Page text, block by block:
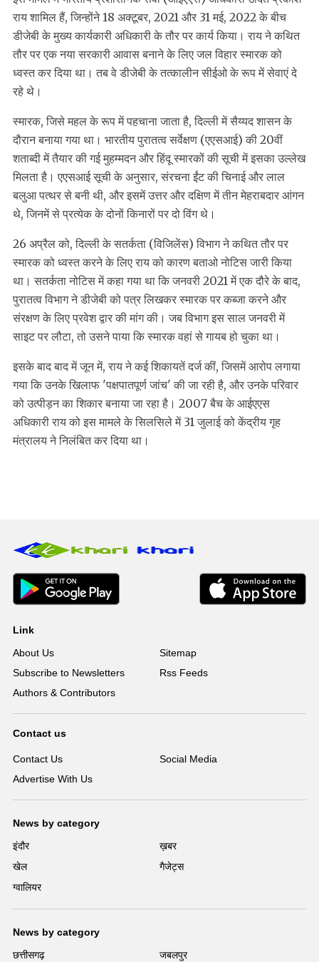
राय शामिल हैं, जिन्होंने 18 अक्टूबर, 2021 और 31 मई, 2022 के बीच
डीजेबी के मुख्य कार्यकारी अधिकारी के तौर पर कार्य किया। राय ने कथित
तौर पर एक नया सरकारी आवास बनाने के लिए जल विहार स्मारक को
ध्वस्त कर दिया था। तब वे डीजेबी के तत्कालीन सीईओ के रूप में सेवाएं दे
रहे थे।
स्मारक, जिसे महल के रूप में पहचाना जाता है, दिल्ली में सैय्यद शासन के
दौरान बनाया गया था। भारतीय पुरातत्व सर्वेक्षण (एएसआई) की 20वीं
शताब्दी में तैयार की गई मुहम्मदन और हिंदू स्मारकों की सूची में इसका उल्लेख
मिलता है। एएसआई सूची के अनुसार, संरचना ईंट की चिनाई और लाल
बलुआ पत्थर से बनी थी, और इसमें उत्तर और दक्षिण में तीन मेहराबदार आंगन
थे, जिनमें से प्रत्येक के दोनों किनारों पर दो विंग थे।
26 अप्रैल को, दिल्ली के सतर्कता (विजिलेंस) विभाग ने कथित तौर पर
स्मारक को ध्वस्त करने के लिए राय को कारण बताओ नोटिस जारी किया
था। सतर्कता नोटिस में कहा गया था कि जनवरी 2021 में एक दौरे के बाद,
पुरातत्व विभाग ने डीजेबी को पत्र लिखकर स्मारक पर कब्जा करने और
संरक्षण के लिए प्रवेश द्वार की मांग की। जब विभाग इस साल जनवरी में
साइट पर लौटा, तो उसने पाया कि स्मारक वहां से गायब हो चुका था।
इसके बाद बाद में जून में, राय ने कई शिकायतें दर्ज कीं, जिसमें आरोप लगाया
गया कि उनके खिलाफ 'पक्षपातपूर्ण जांच' की जा रही है, और उनके परिवार
को उत्पीड़न का शिकार बनाया जा रहा है। 2007 बैच के आईएएस
अधिकारी राय को इस मामले के सिलसिले में 31 जुलाई को केंद्रीय गृह
मंत्रालय ने निलंबित कर दिया था।
Link
About Us
Sitemap
Subscribe to Newsletters
Rss Feeds
Authors & Contributors
Contact us
Contact Us
Social Media
Advertise With Us
News by category
इंदौर
ख़बर
खेल
गैजेट्स
ग्वालियर
News by category
छत्तीसगढ़
जबलपुर